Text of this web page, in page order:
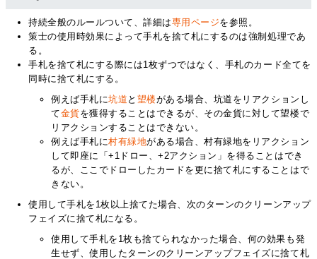
持続全般のルールついて、詳細は専用ページを参照。
策士の使用時効果によって手札を捨て札にするのは強制処理であ
る。
手札を捨て札にする際には1枚ずつではなく、手札のカード全てを
同時に捨て札にする。
例えば手札に坑道 と 望楼がある場合、坑道をリアクションし
て金貨を獲得することはできるが、その金貨に対して望楼で
リアクションすることはできない。
例えば手札に村有緑地がある場合、村有緑地をリアクション
して即座に「+1ドロー、+2アクション」を得ることはでき
るが、ここでドローしたカードを更に捨て札にすることはで
きない。
使用して手札を1枚以上捨てた場合、次のターンのクリーンアップ
フェイズに捨て札になる。
使用して手札を1枚も捨てられなかった場合、何の効果も発
生せず、使用したターンのクリーンアップフェイズに捨て札